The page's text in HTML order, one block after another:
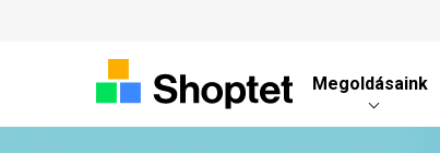
Megoldásaink